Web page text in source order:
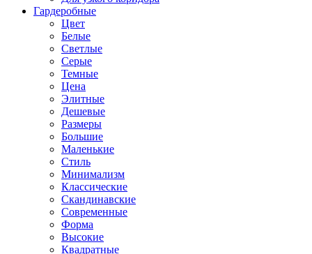
Гардеробные
Цвет
Белые
Светлые
Серые
Темные
Цена
Элитные
Дешевые
Размеры
Большие
Маленькие
Стиль
Минимализм
Классические
Скандинавские
Современные
Форма
Высокие
Квадратные